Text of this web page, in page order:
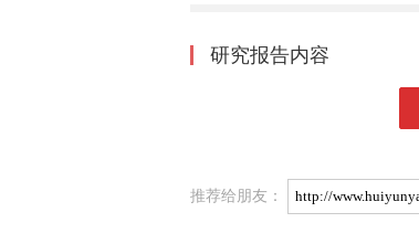
研究报告内容
推荐给朋友：